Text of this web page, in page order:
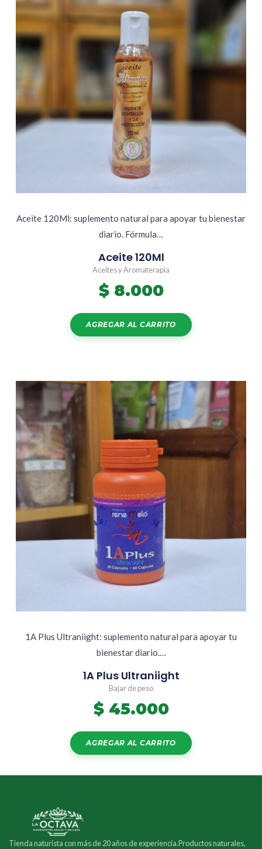
Aceite 120Ml: suplemento natural para apoyar tu bienestar
diario. Fórmula…
Aceite 120Ml
Aceites y Aromaterapia
$8.000
AGREGAR AL CARRITO
1A Plus Ultraniight: suplemento natural para apoyar tu
bienestar diario.…
1A Plus Ultraniight
Bajar de peso
$45.000
AGREGAR AL CARRITO
Tienda naturista con más de 20 años de experiencia.Productos naturales,